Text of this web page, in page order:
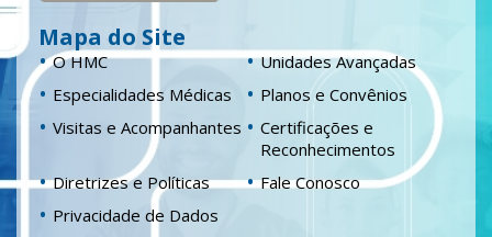
Mapa do Site
O HMC
Unidades Avançadas
Especialidades Médicas
Planos e Convênios
Visitas e Acompanhantes
Certificações e
Reconhecimentos
Diretrizes e Políticas
Fale Conosco
Privacidade de Dados